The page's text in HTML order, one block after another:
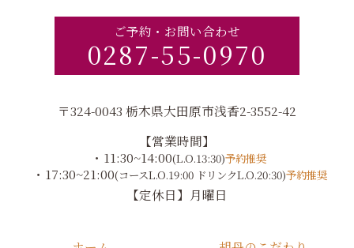
ご予約・お問い合わせ
0287-55-0970
〒324-0043 栃木県大田原市浅香2-3552-42
【営業時間】
・11:30~14:00(L.O.13:30)予約推奨
・17:30~21:00(コースL.O.19:00 ドリンクL.O.20:30)予約推奨
【定休日】月曜日